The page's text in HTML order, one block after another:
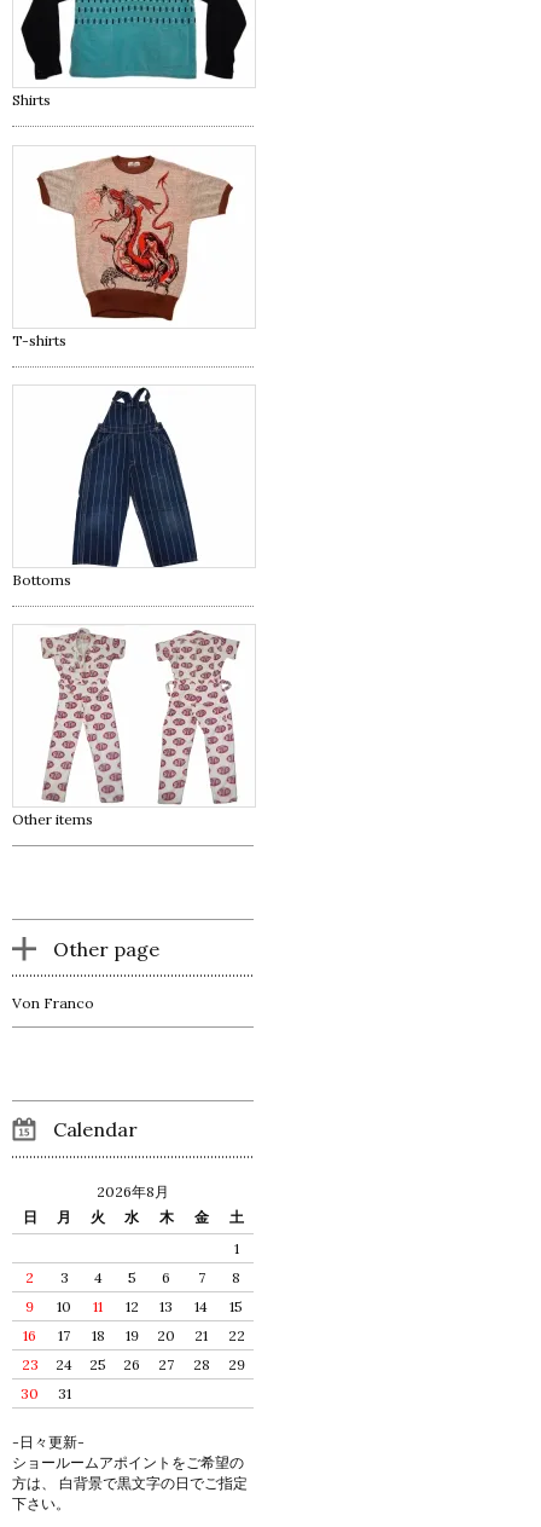
Shirts
T-shirts
Bottoms
Other items
Other page
Von Franco
Calendar
2026年8月
日
月 火 水 木 金
土
1
2
3 4 5 6 7
8
9
10 11 12 13 14
15
16
17 18 19 20 21
22
23
24 25 26 27 28
29
30
31
-日々更新-
ショールームアポイントをご希望の
方は、 白背景で黒文字の日でご指定
下さい。